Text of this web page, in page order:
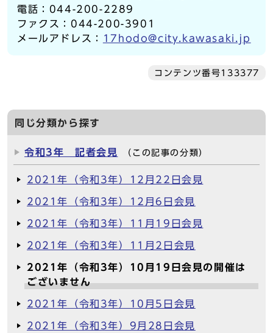
電話：044-200-2289
ファクス：044-200-3901
メールアドレス：
17hodo@city.kawasaki.jp
コンテンツ番号133377
同じ分類から探す
令和3年 記者会見 （この記事の分類）
2021年（令和3年）12月22日会見
2021年（令和3年）12月6日会見
2021年（令和3年）11月19日会見
2021年（令和3年）11月2日会見
2021年（令和3年）10月19日会見の開催は
ございません
2021年（令和3年）10月5日会見
2021年（令和3年）9月28日会見